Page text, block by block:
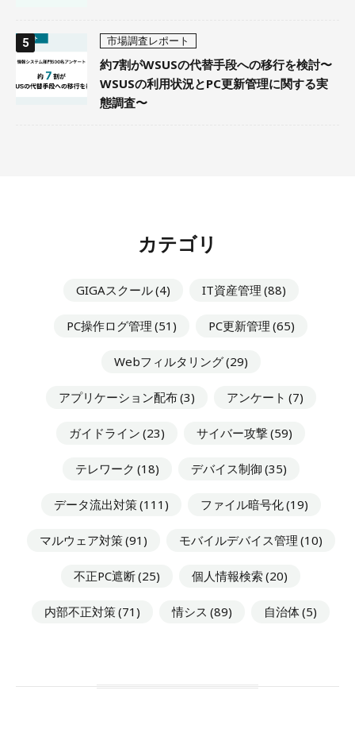
市場調査レポート
約7割がWSUSの代替手段への移行を検討〜
WSUSの利用状況とPC更新管理に関する実
態調査〜
カテゴリ
GIGAスクール(4) IT資産管理 (88)
PC操作ログ管理 (51) PC更新管理 (65)
Webフィルタリング(29)
アプリケーション配布(3) アンケート (7)
ガイドライン (23) サイバー攻撃(59)
テレワーク (18) デバイス制御 (35)
データ流出対策(111) ファイル暗号化(19)
マルウェア対策(91) モバイルデバイス管理 (10)
不正PC遮断(25) 個人情報検索(20)
内部不正対策(71) 情シス (89) 自治体(5)